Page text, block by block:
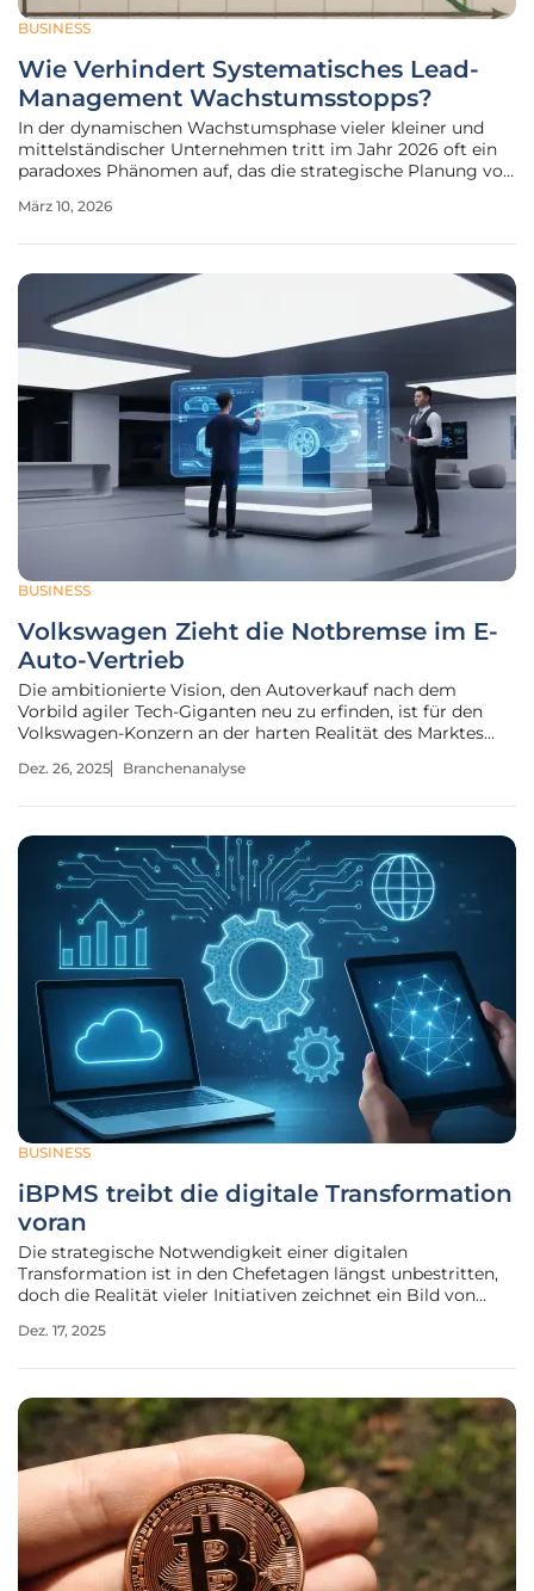
BUSINESS
Wie Verhindert Systematisches Lead-
Management Wachstumsstopps?
In der dynamischen Wachstumsphase vieler kleiner und
mittelständischer Unternehmen tritt im Jahr 2026 oft ein
paradoxes Phänomen auf, das die strategische Planung vor
unermüdlichen Arbeitseinsatzes im Vertrieb und prall
März 10, 2026
BUSINESS
Volkswagen Zieht die Notbremse im E-
Auto-Vertrieb
Die ambitionierte Vision, den Autoverkauf nach dem
Vorbild agiler Tech-Giganten neu zu erfinden, ist für den
Volkswagen-Konzern an der harten Realität des Marktes
strategischen Kehrtwende mit weitreichenden Folgen für
Dez. 26, 2025 Branchenanalyse
BUSINESS
iBPMS treibt die digitale Transformation
voran
Die strategische Notwendigkeit einer digitalen
Transformation ist in den Chefetagen längst unbestritten,
doch die Realität vieler Initiativen zeichnet ein Bild von
zukünftigen Anforderungen nicht gewachsen sind. Eine
Dez. 17, 2025